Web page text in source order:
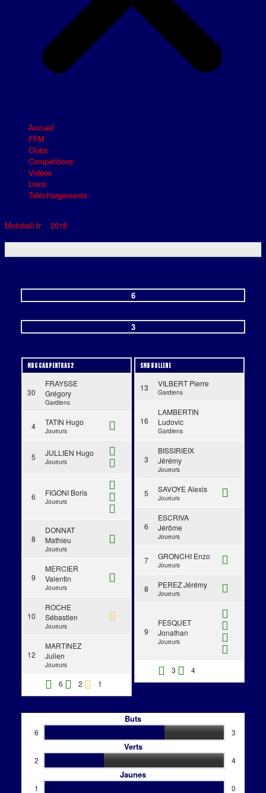
Accueil
FFM
Clubs
Compétitions
Vidéos
Liens
Téléchargements
Motoball.fr> 2018
6
3
MBC CARPENTRAS 2
30
FRAYSSE
Grégory
Gardiens
4 TATIN Hugo
Joueurs
5 JULLIEN Hugo
Joueurs
6 FIGONI Boris
Joueurs
8
DONNAT
Mathieu
Joueurs
9
MERCIER
Valentin
Joueurs
10
ROCHE
Sébastien
Joueurs
12
MARTINEZ
Julien
Joueurs
6 2 1
SMB BOLLENE
13 VILBERT Pierre
Gardiens
16
LAMBERTIN
Ludovic
Gardiens
3
BISSIRIEIX
Jérémy
Joueurs
5 SAVOYE Alexis
Joueurs
6
ESCRIVA
Jérôme
Joueurs
7 GRONCHI Enzo
Joueurs
8 PEREZ Jérémy
Joueurs
9
FESQUET
Jonathan
Joueurs
3 4
Buts
6 3
Verts
2 4
Jaunes
1 0